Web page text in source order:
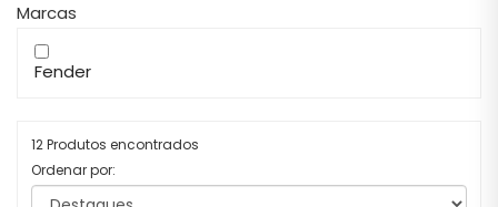
Marcas
Fender
12 Produtos encontrados
Ordenar por: